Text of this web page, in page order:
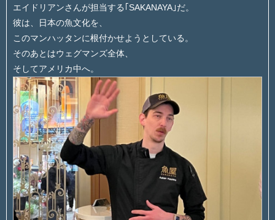
エイドリアンさんが担当する｢SAKANAYA｣だ。
彼は、日本の魚文化を、
このマンハッタンに根付かせようとしている。
そのあとはウェグマンズ全体、
そしてアメリカ中へ。